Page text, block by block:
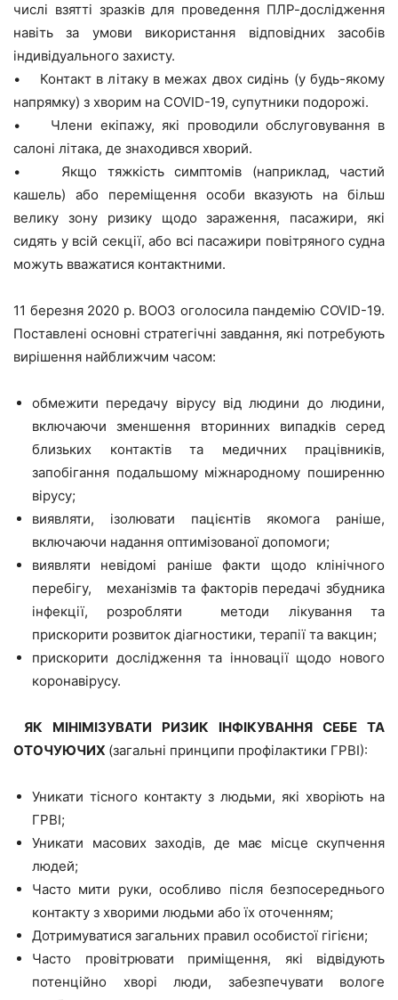
числі взятті зразків для проведення ПЛР-дослідження
навіть за умови використання відповідних засобів
індивідуального захисту.
• Контакт в літаку в межах двох сидінь (у будь-якому
напрямку) з хворим на COVID-19, супутники подорожі.
• Члени екіпажу, які проводили обслуговування в
салоні літака, де знаходився хворий.
• Якщо тяжкість симптомів (наприклад, частий
кашель) або переміщення особи вказують на більш
велику зону ризику щодо зараження, пасажири, які
сидять у всій секції, або всі пасажири повітряного судна
можуть вважатися контактними.
11 березня 2020 р. ВООЗ оголосила пандемію COVID-19.
Поставлені основні стратегічні завдання, які потребують
вирішення найближчим часом:
обмежити передачу вірусу від людини до людини,
включаючи зменшення вторинних випадків серед
близьких контактів та медичних працівників,
запобігання подальшому міжнародному поширенню
вірусу;
виявляти, ізолювати пацієнтів якомога раніше,
включаючи надання оптимізованої допомоги;
виявляти невідомі раніше факти щодо клінічного
перебігу, механізмів та факторів передачі збудника
інфекції, розробляти методи лікування та
прискорити розвиток діагностики, терапії та вакцин;
прискорити дослідження та інновації щодо нового
коронавірусу.
ЯК МІНІМІЗУВАТИ РИЗИК ІНФІКУВАННЯ СЕБЕ ТА
ОТОЧУЮЧИХ (загальні принципи профілактики ГРВІ):
Уникати тісного контакту з людьми, які хворіють на
ГРВІ;
Уникати масових заходів, де має місце скупчення
людей;
Часто мити руки, особливо після безпосереднього
контакту з хворими людьми або їх оточенням;
Дотримуватися загальних правил особистої гігієни;
Часто провітрювати приміщення, які відвідують
потенційно хворі люди, забезпечувати вологе